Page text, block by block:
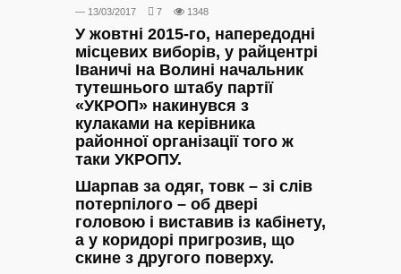
— 13/03/2017 7 1348
У жовтні 2015-го, напередодні
місцевих виборів, у райцентрі
Іваничі на Волині начальник
тутешнього штабу партії
«УКРОП» накинувся з
кулаками на керівника
районної організації того ж
таки УКРОПУ.
Шарпав за одяг, товк – зі слів
потерпілого – об двері
головою і виставив із кабінету,
а у коридорі пригрозив, що
скине з другого поверху.